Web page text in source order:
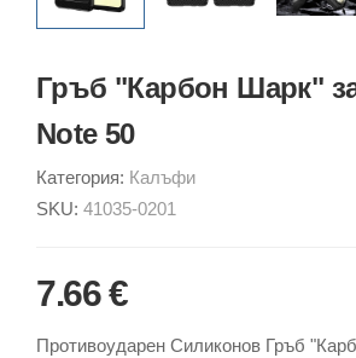
Гръб "Карбон Шарк"
Note 50
Категория: Калъфи
SKU: 41035-0201
7.66 €
Противоударен Силиконов Гръб